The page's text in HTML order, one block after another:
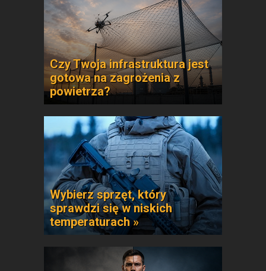
Czy Twoja infrastruktura jest
gotowa na zagrożenia z
powietrza?
Wybierz sprzęt, który
sprawdzi się w niskich
temperaturach »